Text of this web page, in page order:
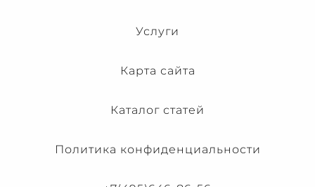
Услуги
Карта сайта
Каталог статей
Политика конфиденциальности